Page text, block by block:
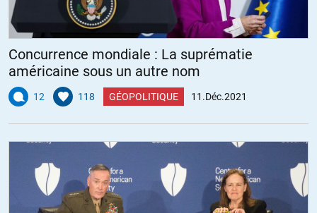
Concurrence mondiale : La suprématie
américaine sous un autre nom
12 118 GÉOPOLITIQUE 11.Déc.2021